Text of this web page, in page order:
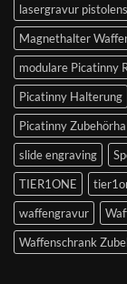
lasergravur
Magnethalter
modulare Picatinny
Picatinny Halterung
Picatinny
slide engraving
TIER1ONE
waffengravur
Waffenschrank